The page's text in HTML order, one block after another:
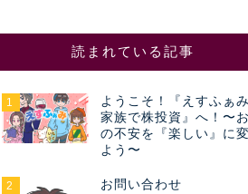
読まれている記事
1
ようこそ！『えすふぁ
家族で株投資』へ！〜
の不安を『楽しい』に変
よう〜
2 お問い合わせ